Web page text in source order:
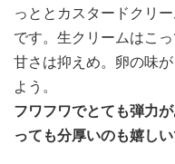
っととカスタードクリ
です。生クリームはこ
甘さは抑えめ。卵の味
よう。
フワフワでとても弾力
っても分厚いのも嬉しい